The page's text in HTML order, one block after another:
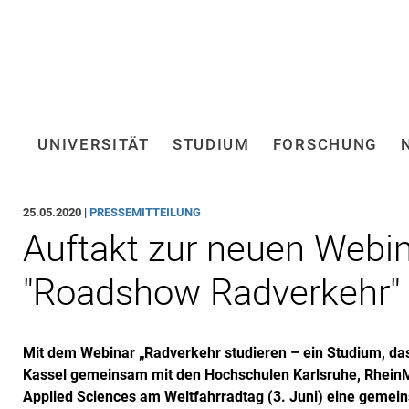
Springe direkt zu:
UNIVERSITÄT STUDIUM FORSCHUNG
25.05.2020 |PRESSEMITTEILUNG
Auftakt zur neuen
"Roadshow Radverkehr"
Mit dem Webinar „Radverkehr studieren – ein Studium,
Kassel gemeinsam mit den Hochschulen Karlsruhe,
Applied Sciences am Weltfahrradtag (3. Juni) eine